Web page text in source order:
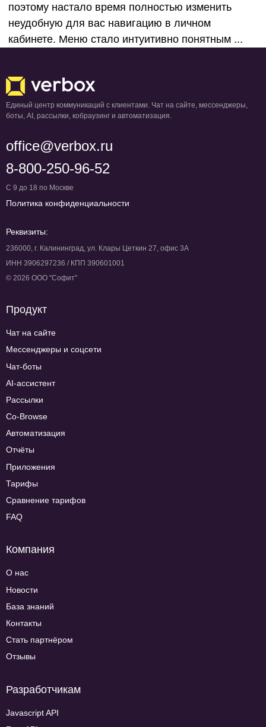
поэтому настало время полностью изменить
неудобную для вас навигацию в личном
кабинете. Меню стало интуитивно понятным ...
Единый центр коммуникаций с клиентами. Чат на сайте, мессенджеры,
боты, AI, рассылки, кобраузинг и автоматизация.
office@verbox.ru
8-800-250-96-52
С 9 до 18 по Москве
Политика конфиденциальности
Реквизиты:
236000, г. Калининград, ул. Клары Цеткин 27, офис 3А
ИНН 3906297236 / КПП 390601001
© 2026 ООО "Софит"
Продукт
Чат на сайте
Мессенджеры и соцсети
Чат-боты
AI-ассистент
Рассылки
Co-Browse
Автоматизация
Отчёты
Приложения
Тарифы
Сравнение тарифов
FAQ
Компания
О нас
Новости
База знаний
Контакты
Стать партнёром
Отзывы
Разработчикам
Javascript API